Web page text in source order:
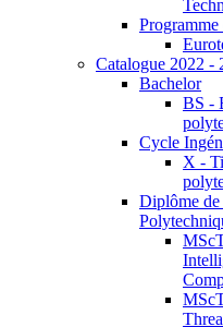
Programme
Catalogue 2022 -
Bachelor
BS -
Cycle
X -
Diplôme